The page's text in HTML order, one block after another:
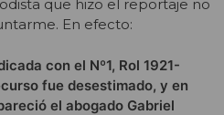
que hizo el reportaje no
En efecto:
con el Nº1, Rol 1921-
fue desestimado, y en
el abogado Gabriel